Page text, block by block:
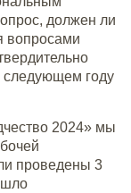
должен ли
вопросами
следующем году
2024» мы
проведены 3